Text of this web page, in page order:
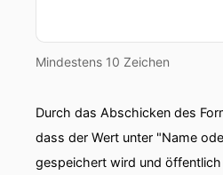
Mindestens 10 Zeichen
Durch das Abschicken des
dass der Wert unter "Name
gespeichert wird und